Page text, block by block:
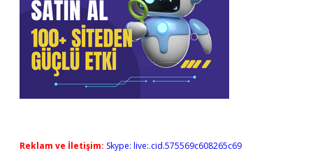
Reklam ve İletişim: Skype: live:.cid.575569c608265c69